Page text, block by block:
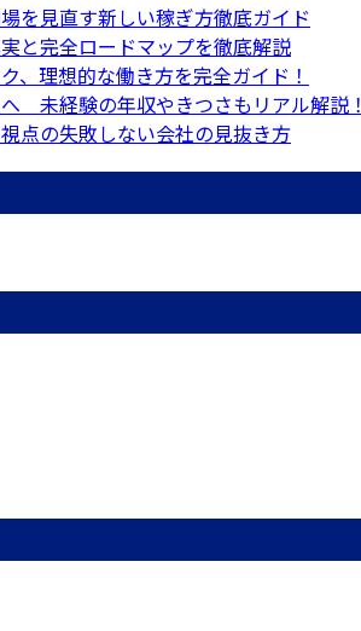
を見直す新しい稼ぎ方徹底ガイド
と完全ロードマップを徹底解説
、理想的な働き方を完全ガイド！
未経験の年収やきつさもリアル解説！
点の失敗しない会社の見抜き方